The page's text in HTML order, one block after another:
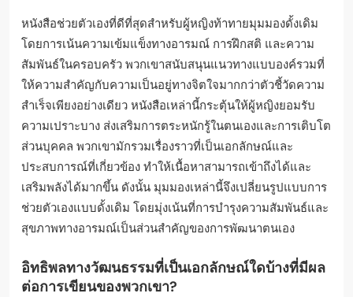
หนังสือช่วยตัวเองที่ดีที่สุดสำหรับผู้หญิงท้าทายมุมมองดั้งเดิม
โดยการเน้นความเข้มแข็งทางอารมณ์ การฝึกสติ และความ
สัมพันธ์ในครอบครัว พวกเขาสนับสนุนแนวทางแบบองค์รวมที่
ให้ความสำคัญกับความเป็นอยู่ทางจิตใจมากกว่าตัวชี้วัดความ
สำเร็จเพียงอย่างเดียว หนังสือเหล่านี้กระตุ้นให้ผู้หญิงยอมรับ
ความเปราะบาง ส่งเสริมการตระหนักรู้ในตนเองและการเติบโต
ส่วนบุคคล พวกเขามักรวมเรื่องราวที่เป็นเอกลักษณ์และ
ประสบการณ์ที่เกี่ยวข้อง ทำให้เนื้อหาสามารถเข้าถึงได้และ
เสริมพลังได้มากขึ้น ดังนั้น มุมมองเหล่านี้จึงเปลี่ยนรูปแบบการ
ช่วยตัวเองแบบดั้งเดิม โดยมุ่งเน้นที่การบำรุงความสัมพันธ์และ
สุขภาพทางอารมณ์เป็นส่วนสำคัญของการพัฒนาตนเอง
อิทธิพลทางวัฒนธรรมที่เป็นเอกลักษณ์ใดบ้างที่มีผล
ต่อการเขียนของพวกเขา?